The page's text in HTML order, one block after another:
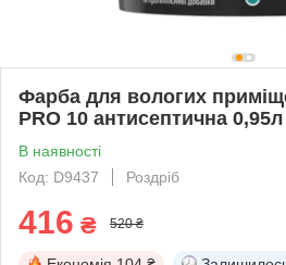
Фарба для вологих
PRO 10 антисептична 0,95л
В наявності
Код: D9437
Роздріб
416 ₴ 520 ₴